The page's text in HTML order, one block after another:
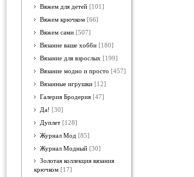
Вяжем для детей [101]
Вяжем крючком [66]
Вяжем сами [507]
Вязание ваше хобби [180]
Вязание для взрослых [199]
Вязание модно и просто [457]
Вязанные игрушки [12]
Галерия Бродерия [47]
Да! [30]
Дуплет [128]
Журнал Мод [85]
Журнал Модный [30]
Золотая коллекция вязания
крючком [17]